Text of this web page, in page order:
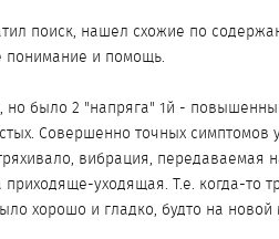
поиск, нашел схожие по
и помощь.
было 2 "напряга" 1й -
Совершенно точных
вибрация, передаваемая
уходящая. Т.е. когда-то
хорошо и гладко, будто на